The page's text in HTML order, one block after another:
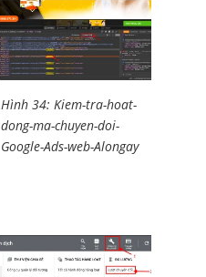
Hình 34: Kiem-tra-hoat-
dong-ma-chuyen-doi-
Google-Ads-web-Alongay